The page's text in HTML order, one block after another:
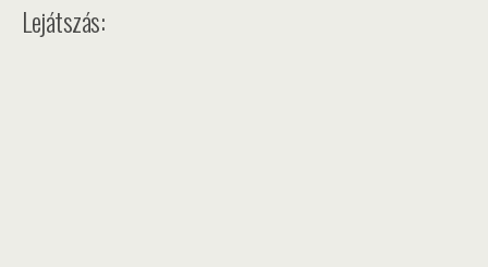
Lejátszás: